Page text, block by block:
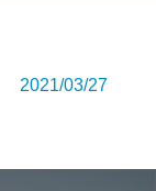
2021/03/27